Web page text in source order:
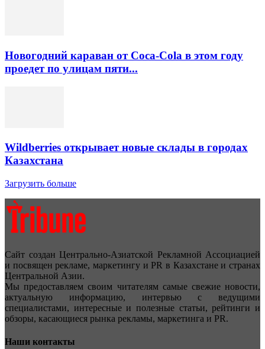
Новогодний караван от Coca-Cola в этом году
проедет по улицам пяти...
Wildberries открывает новые склады в городах
Казахстана
Загрузить больше
Сайт создан Центрально-Азиатской Рекламной Ассоциацией
и посвящен рекламе, маркетингу и PR в Казахстане и странах
Центральной Азии.
Мы предоставляем своим читателям самые свежие новости,
актуальную информацию, интервью с ведущими
специалистами, интересные и полезные статьи, рейтинги и
обзоры, касающиеся рынка рекламы, маркетинга и PR.
Наши контакты